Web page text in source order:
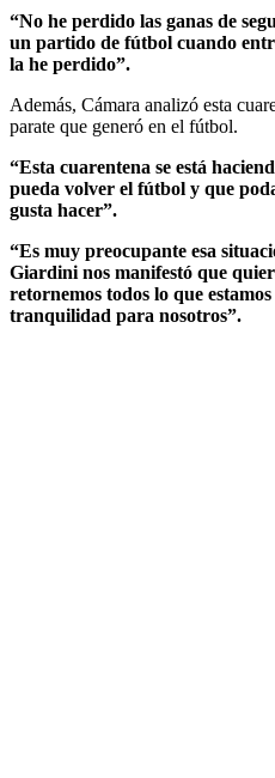
“No he perdido las ganas de
un partido de fútbol cuando
la he perdido”.
Además, Cámara analizó esta
parate que generó en el fútbol.
“Esta cuarentena se está
pueda volver el fútbol y que
gusta hacer”.
“Es muy preocupante esa
Giardini nos manifestó que
retornemos todos lo que
tranquilidad para nosotros”.